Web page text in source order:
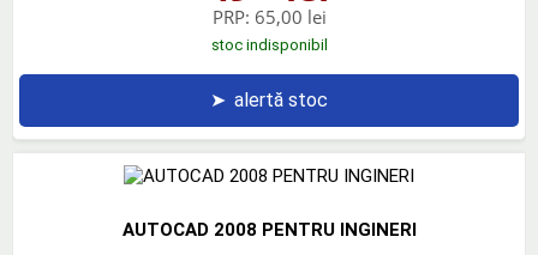
PRP: 65,00 lei
stoc indisponibil
➤ alertă stoc
AUTOCAD 2008 PENTRU INGINERI